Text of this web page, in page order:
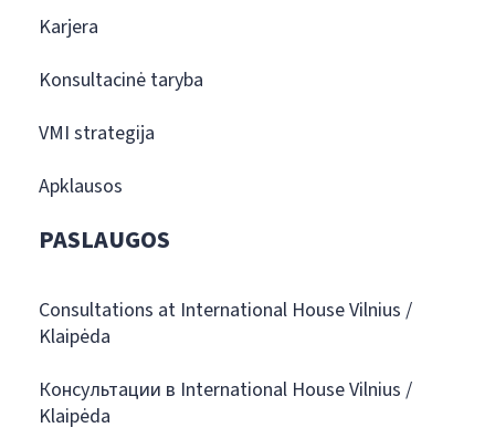
Karjera
Konsultacinė taryba
VMI strategija
Apklausos
PASLAUGOS
Consultations at International House Vilnius /
Klaipėda
Консультации в International House Vilnius /
Klaipėda